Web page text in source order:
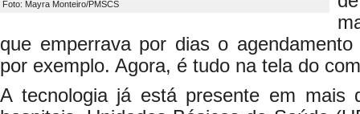
Foto: Mayra Monteiro/PMSCS
que emperrava por dias o
por exemplo. Agora, é tudo na tela do
A tecnologia já está presente em mais